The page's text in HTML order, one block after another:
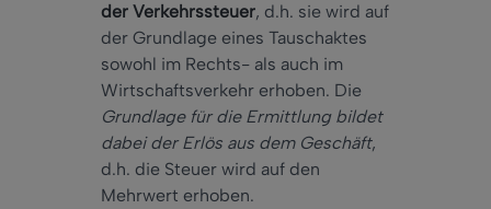
der Verkehrssteuer, d.h. sie wird auf
der Grundlage eines Tauschaktes
sowohl im Rechts- als auch im
Wirtschaftsverkehr erhoben. Die
Grundlage für die Ermittlung bildet
dabei der Erlös aus dem Geschäft,
d.h. die Steuer wird auf den
Mehrwert erhoben.